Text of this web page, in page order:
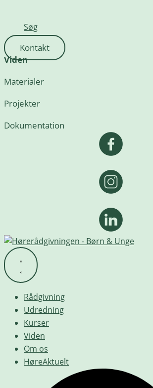
Søg
Kontakt
Viden
Materialer
Projekter
Dokumentation
Rådgivning
Udredning
Kurser
Viden
Om os
HøreAktuelt